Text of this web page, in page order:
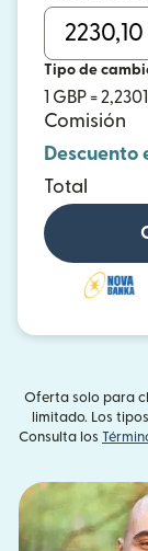
Tipo de
1 GBP =
Comisión
Descuento
Total
Oferta solo para
limitado. Los
Consulta los